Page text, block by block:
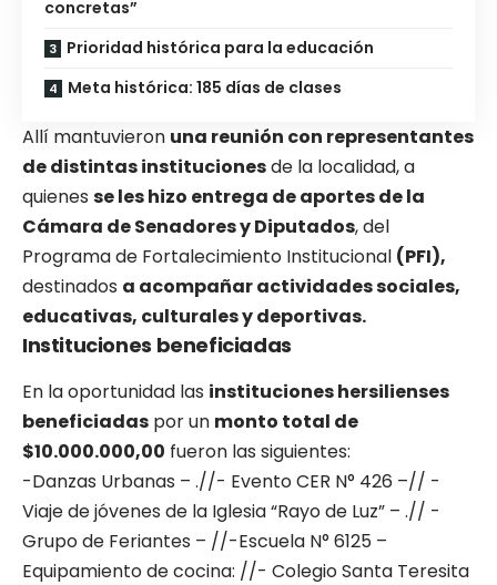
concretas”
Prioridad histórica para la educación
Meta histórica: 185 días de clases
Allí mantuvieron una reunión con representantes
de distintas institucionesde la localidad, a
quienes se les hizo entrega de aportes de la
Cámara de Senadores y Diputados, del
Programa de Fortalecimiento Institucional (PFI),
destinados a acompañar actividades sociales,
educativas, culturales y deportivas.
Instituciones beneficiadas
En la oportunidad las instituciones hersilienses
beneficiadas por un monto total de
$10.000.000,00 fueron las siguientes:
-Danzas Urbanas – .//- Evento CER N° 426 –// -
Viaje de jóvenes de la Iglesia “Rayo de Luz” – .// -
Grupo de Feriantes – //-Escuela N° 6125 –
Equipamiento de cocina: //- Colegio Santa Teresita